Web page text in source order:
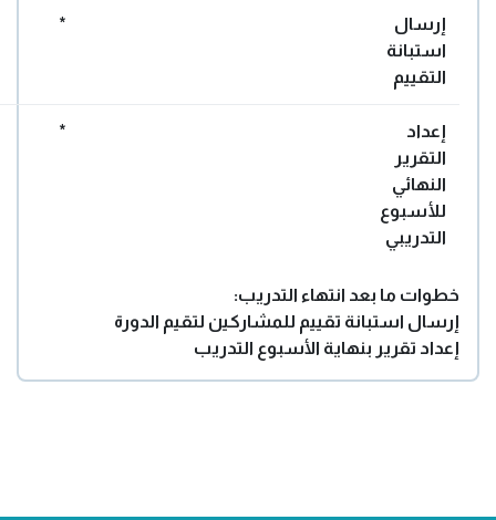
إرسال
استبانة
التقييم
*
إعداد
التقرير
النهائي
للأسبوع
التدريبي
*
خطوات ما بعد انتهاء التدريب:
إرسال استبانة تقييم للمشاركين لتقيم الدورة
إعداد تقرير بنهاية الأسبوع التدريب